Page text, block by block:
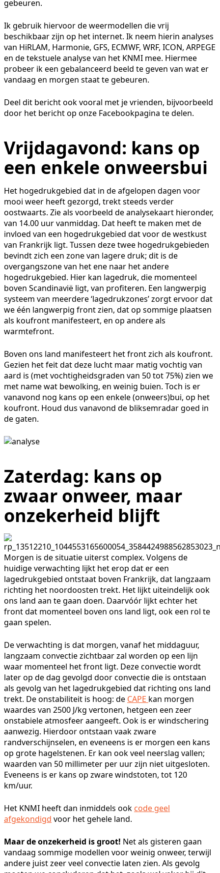
gebeuren.
Ik gebruik hiervoor de weermodellen die vrij
beschikbaar zijn op het internet. Ik neem hierin analyses
van HiRLAM, Harmonie, GFS, ECMWF, WRF, ICON, ARPEGE
en de tekstuele analyse van het KNMI mee. Hiermee
probeer ik een gebalanceerd beeld te geven van wat er
vandaag en morgen staat te gebeuren.
Deel dit bericht ook vooral met je vrienden, bijvoorbeeld
door het bericht op onze Facebookpagina te delen.
Vrijdagavond: kans op
een enkele onweersbui
Het hogedrukgebied dat in de afgelopen dagen voor
mooi weer heeft gezorgd, trekt steeds verder
oostwaarts. Zie als voorbeeld de analysekaart hieronder,
van 14.00 uur vanmiddag. Dat heeft te maken met de
invloed van een hogedrukgebied dat voor de westkust
van Frankrijk ligt. Tussen deze twee hogedrukgebieden
bevindt zich een zone van lagere druk; dit is de
overgangszone van het ene naar het andere
hogedrukgebied. Hier kan lagedruk, die momenteel
boven Scandinavië ligt, van profiteren. Een langwerpig
systeem van meerdere ‘lagedrukzones’ zorgt ervoor dat
we één langwerpig front zien, dat op sommige plaatsen
als koufront manifesteert, en op andere als
warmtefront.
Boven ons land manifesteert het front zich als koufront.
Gezien het feit dat deze lucht maar matig vochtig van
aard is (met vochtigheidsgraden van 50 tot 75%) zien we
met name wat bewolking, en weinig buien. Toch is er
vanavond nog kans op een enkele (onweers)bui, op het
koufront. Houd dus vanavond de bliksemradar goed in
de gaten.
Zaterdag: kans op
zwaar onweer, maar
onzekerheid blijft
Morgen is de situatie uiterst complex. Volgens de
huidige verwachting lijkt het erop dat er een
lagedrukgebied ontstaat boven Frankrijk, dat langzaam
richting het noordoosten trekt. Het lijkt uiteindelijk ook
ons land aan te gaan doen. Daarvóór lijkt echter het
front dat momenteel boven ons land ligt, ook een rol te
gaan spelen.
De verwachting is dat morgen, vanaf het middaguur,
langzaam convectie zichtbaar zal worden op een lijn
waar momenteel het front ligt. Deze convectie wordt
later op de dag gevolgd door convectie die is ontstaan
als gevolg van het lagedrukgebied dat richting ons land
trekt. De onstabiliteit is hoog: de CAPE kan morgen
waardes van 2500 J/kg vertonen, hetgeen een zeer
onstabiele atmosfeer aangeeft. Ook is er windschering
aanwezig. Hierdoor ontstaan vaak zware
randverschijnselen, en eveneens is er morgen een kans
op grote hagelstenen. Er kan ook veel neerslag vallen;
waarden van 50 millimeter per uur zijn niet uitgesloten.
Eveneens is er kans op zware windstoten, tot 120
km/uur.
Het KNMI heeft dan inmiddels ook code geel
afgekondigd voor het gehele land.
Maar de onzekerheid is groot! Net als gisteren gaan
vandaag sommige modellen voor weinig onweer, terwijl
andere juist zeer veel convectie laten zien. Als gevolg